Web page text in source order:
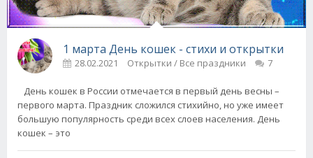
1 марта День кошек - стихи и открытки
28.02.2021 Открытки / Все праздники 7
День кошек в России отмечается в первый день весны –
первого марта. Праздник сложился стихийно, но уже имеет
большую популярность среди всех слоев населения. День
кошек – это